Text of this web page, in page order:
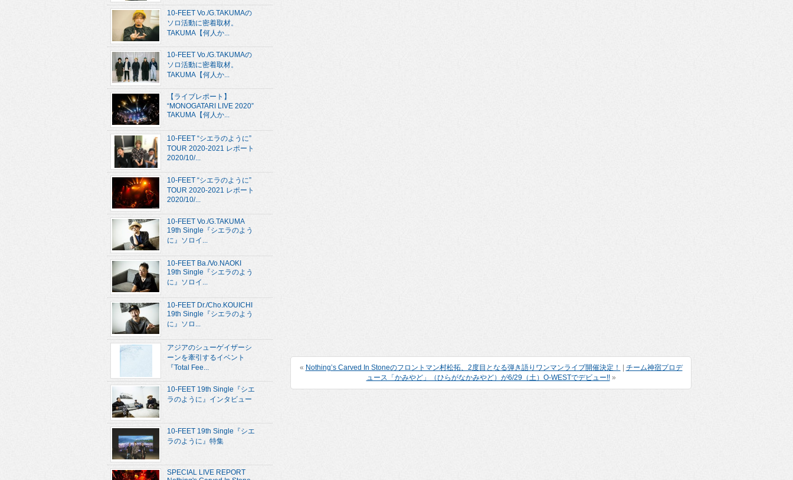
« Nothing’s Carved In Stoneのフロントマン村松拓、2度目となる弾き語りワンマンライブ開催決定！
チーム神宿プロデ
ュース「かみやど」（ひらがなかみやど）が6/29（土）O-WESTでデビュー!!»
10-FEET Vo./G.TAKUMAの
ソロ活動に密着取材。
TAKUMA【何人か...
10-FEET Vo./G.TAKUMAの
ソロ活動に密着取材。
TAKUMA【何人か...
【ライブレポート】
“MONOGATARI LIVE 2020”
TAKUMA【何人か...
10-FEET “シエラのように”
TOUR 2020-2021 レポート
2020/10/...
10-FEET “シエラのように”
TOUR 2020-2021 レポート
2020/10/...
10-FEET Vo./G.TAKUMA
19th Single『シエラのよう
に』ソロイ...
10-FEET Ba./Vo.NAOKI
19th Single『シエラのよう
に』ソロイ...
10-FEET Dr./Cho.KOUICHI
19th Single『シエラのよう
に』ソロ...
アジアのシューゲイザーシ
ーンを牽引するイベント
『Total Fee...
10-FEET 19th Single『シエ
ラのように』インタビュー
10-FEET 19th Single『シエ
ラのように』特集
SPECIAL LIVE REPORT